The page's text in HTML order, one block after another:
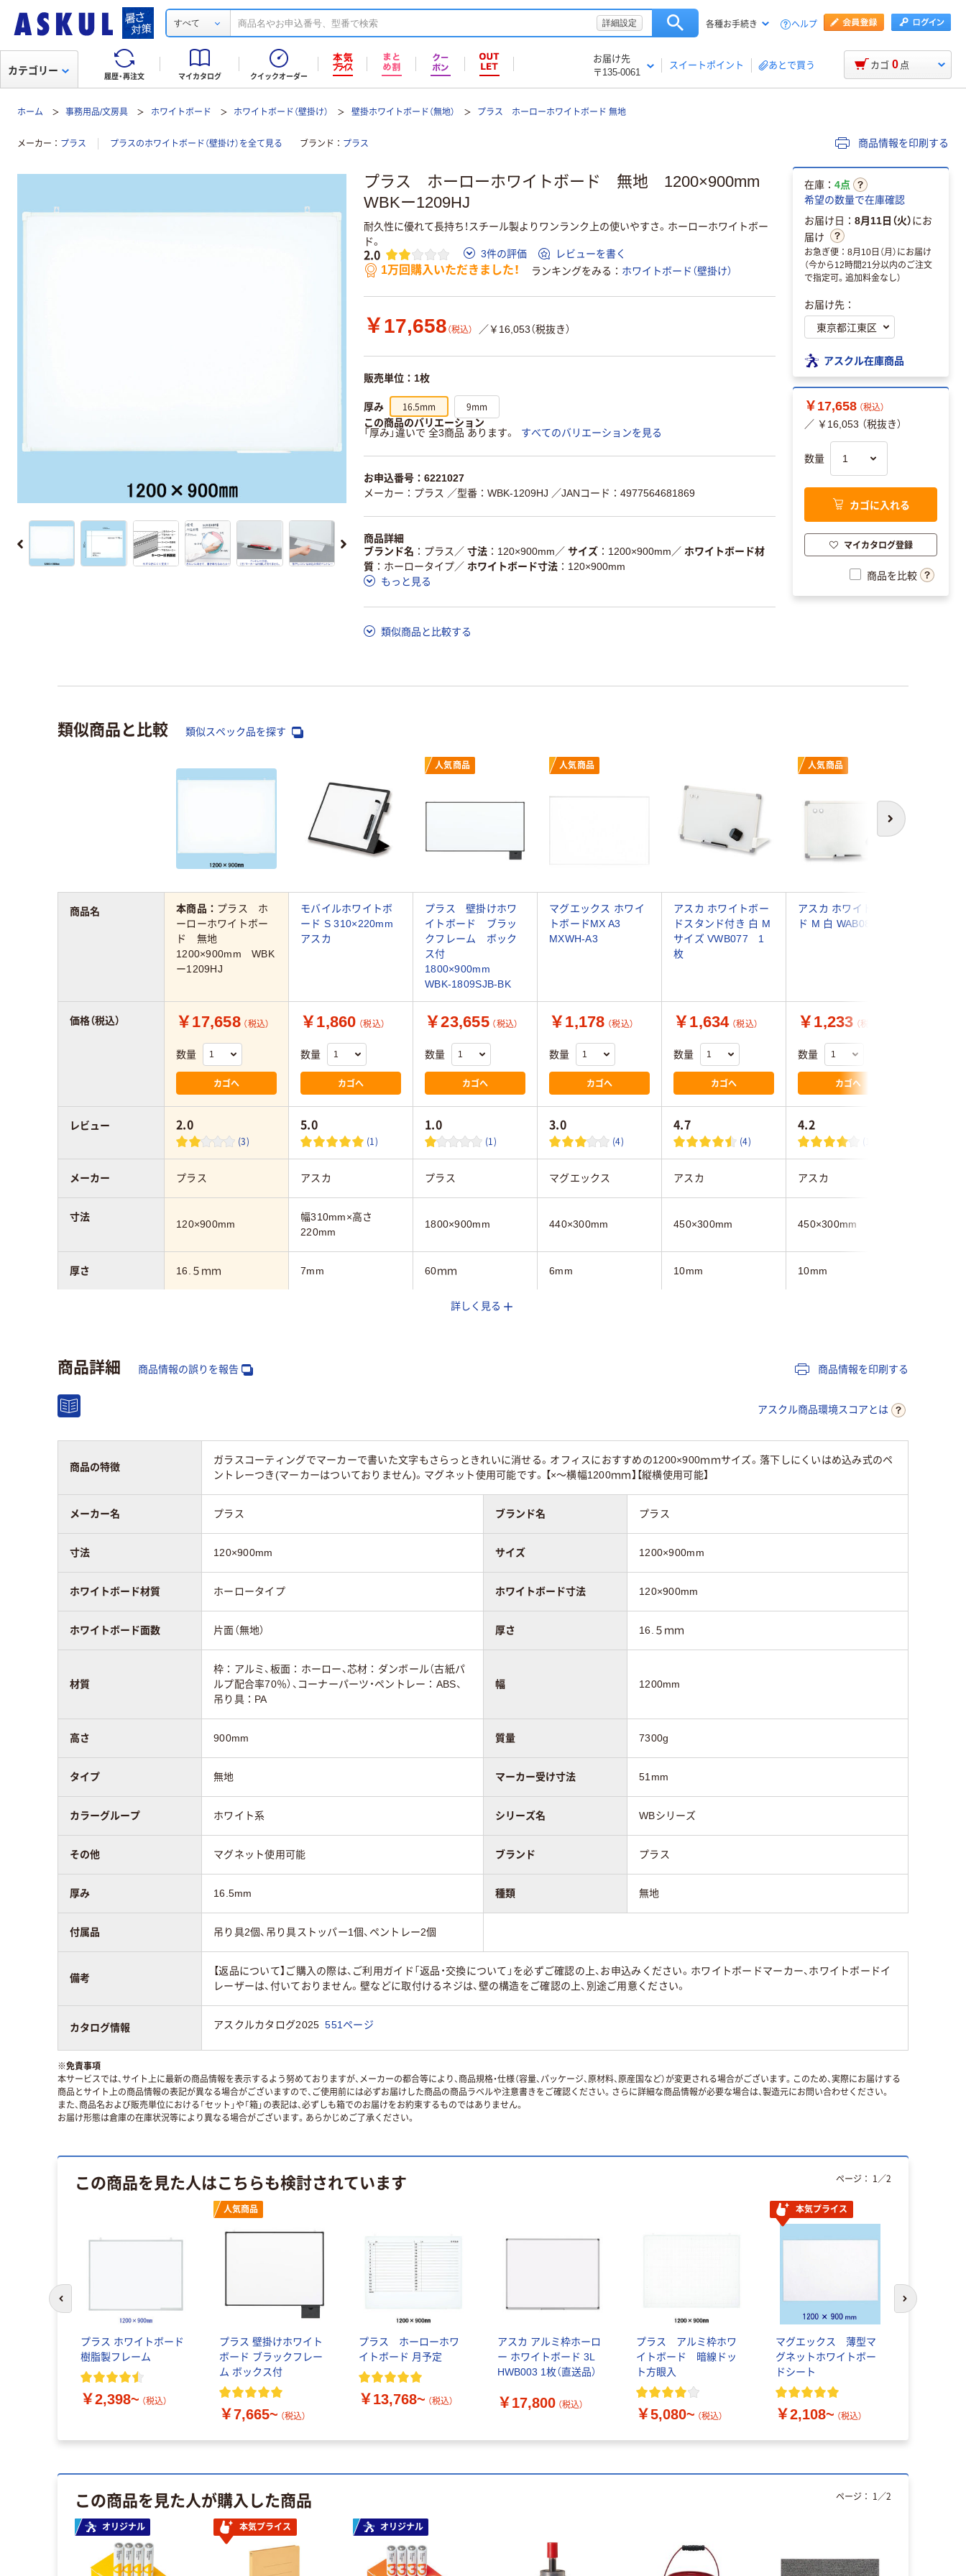
すべて 詳細設定 各種お手続き ヘルプ
履歴・再注文 マイカタログ クイックオーダー
お届け先
〒135-0061
スイートポイント あとで買う
カテゴリー カゴ 0 点
ホーム 事務用品/文房具 ホワイトボード ホワイトボード（壁掛け） 壁掛ホワイトボード（無地） プラス ホーローホワイトボード 無地
メーカー プラス プラスのホワイトボード（壁掛け）を全て見る ブランド プラス 商品情報を印刷する
プラス ホーローホワイトボード 無地 1200×900mm
WBKー1209HJ
耐久性に優れて長持ち！スチール製よりワンランク上の使いやすさ。ホーローホワイトボー
ド。
2.0 3件の評価 レビューを書く
1万回購入いただきました！ ランキングをみる ホワイトボード（壁掛け）
￥17,658 （税込） ／￥16,053（税抜き）
販売単位：1枚
厚み 16.5mm 9mm
この商品のバリエーション
「厚み」違いで 全3商品 あります。
すべてのバリエーションを見る
お申込番号：6221027
メーカー：プラス ／型番：WBK-1209HJ ／JANコード：4977564681869
商品詳細
ブランド名
プラス ／ 寸法 120×900mm ／ サイズ 1200×900mm ／ ホワイトボード材
質
ホーロータイプ／ ホワイトボード寸法
120×900mm
もっと見る
類似商品と比較する
在庫： 4点
希望の数量で在庫確認
お届け日： 8月11日（火）にお
届け
お急ぎ便：8月10日（月）にお届け
（今から12時間21分以内のご注文
で指定可。追加料金なし）
お届け先：
アスクル在庫商品
￥17,658 （税込）
／ ￥16,053 （税抜き）
数量
カゴに入れる
マイカタログ登録
商品を比較
類似商品と比較 類似スペック品を探す
次へ
人気商品 人気商品 人気商品
本商品： プラス ホ
ーローホワイトボー
ド 無地
1200×900mm WBK
ー1209HJ
モバイルホワイトボ
ード S 310×220mm
アスカ
プラス 壁掛けホワ
イトボード ブラッ
クフレーム ボック
ス付
1800×900mm
WBK-1809SJB-BK
マグエックス ホワイ
トボードMX A3
MXWH-A3
アスカ ホワイトボー
ドスタンド付き 白 M
サイズ VWB077 1
枚
アスカ ホワイトボー
ド M 白 WAB084
￥17,658 （税込）
数量
カゴへ
￥1,860 （税込）
数量
カゴへ
￥23,655 （税込）
数量
カゴへ
￥1,178 （税込）
数量
カゴへ
￥1,634 （税込）
数量
カゴへ
￥1,233 （税込）
数量
カゴへ
2.0
(3)
5.0
(1)
1.0
(1)
3.0
(4)
4.7
(4)
4.2
(14)
プラス アスカ プラス マグエックス アスカ アスカ
120×900mm
幅310mm×高さ
220mm
1800×900mm 440×300mm 450×300mm 450×300mm
16.５ｍｍ 7mm 60ｍｍ 6mm 10mm 10mm
1800mm
ホーロータイプ スチールタイプ
ホワイト系 ホワイト系
290ｇ 420g
145mm
商品名
価格（税込）
レビュー
メーカー
寸法
厚さ
質
ホワイトボード面
数
カラーグループ
質量
マーカー受け寸法
詳しく見る
商品詳細 商品情報の誤りを報告 商品情報を印刷する
アスクル商品環境スコアとは
商品の特徴
ガラスコーティングでマーカーで書いた文字もさらっときれいに消せる。オフィスにおすすめの1200×900ｍｍサイズ。落下しにくいはめ込み式のペ
ントレーつき(マーカーはついておりません)。マグネット使用可能です。【×～横幅1200ｍｍ】【縦横使用可能】
メーカー名 プラス ブランド名 プラス
寸法 120×900mm サイズ 1200×900mm
ホワイトボード材質 ホーロータイプ ホワイトボード寸法 120×900mm
ホワイトボード面数 片面（無地） 厚さ 16.５ｍｍ
材質
枠：アルミ、板面：ホーロー、芯材：ダンボール（古紙パ
ルプ配合率70％）、コーナーパーツ・ペントレー：ABS、
吊り具：PA
幅 1200mm
高さ 900mm 質量 7300g
タイプ 無地 マーカー受け寸法 51mm
カラーグループ ホワイト系 シリーズ名 WBシリーズ
その他 マグネット使用可能 ブランド プラス
厚み 16.5mm 種類 無地
付属品 吊り具2個、吊り具ストッパー1個、ペントレー2個
備考
【返品について】ご購入の際は、ご利用ガイド「返品・交換について」を必ずご確認の上、お申込みください。ホワイトボードマーカー、ホワイトボードイ
レーザーは、付いておりません。壁などに取付けるネジは、壁の構造をご確認の上、別途ご用意ください。
カタログ情報 アスクルカタログ2025 551ページ
※免責事項
本サービスでは、サイト上に最新の商品情報を表示するよう努めておりますが、メーカーの都合等により、商品規格・仕様（容量、パッケージ、原材料、原産国など）が変更される場合がございます。このため、実際にお届けする
商品とサイト上の商品情報の表記が異なる場合がございますので、ご使用前には必ずお届けした商品の商品ラベルや注意書きをご確認ください。さらに詳細な商品情報が必要な場合は、製造元にお問い合わせください。
また、商品名および販売単位における「セット」や「箱」の表記は、必ずしも箱でのお届けをお約束するものではありません。
お届け形態は倉庫の在庫状況等により異なる場合がございます。あらかじめご了承ください。
この商品を見た人はこちらも検討されています
プラス ホワイトボード
樹脂製フレーム
￥2,398~ （税込）
人気商品
プラス 壁掛けホワイト
ボード ブラックフレー
ム ボックス付
￥7,665~ （税込）
プラス ホーローホワ
イトボード 月予定
￥13,768~ （税込）
アスカ アルミ枠ホーロ
ー ホワイトボード 3L
HWB003 1枚（直送品）
￥17,800 （税込）
プラス アルミ枠ホワ
イトボード 暗線ドッ
ト方眼入
￥5,080~ （税込）
本気プライス
マグエックス 薄型マ
グネットホワイトボー
ドシート
￥2,108~ （税込）
ページ： 1 ／2
次のスライド
この商品を見た人が購入した商品
オリジナル 本気プライス オリジナル
ページ： 1 ／2